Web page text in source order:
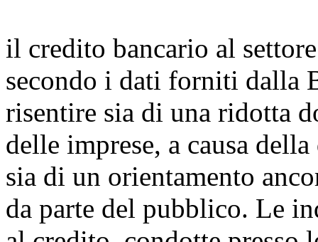
il credito bancario al
secondo i dati forniti dalla
risentire sia di una ridotta
delle imprese, a causa
sia di un orientamento
da parte del pubblico. Le